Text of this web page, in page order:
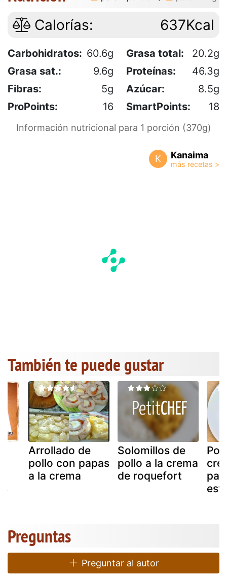
Calorías: 637Kcal
Carbohidratos: 60.6g Grasa total:
20.2g
Grasa sat.:
9.6g Proteínas:
46.3g
Fibras:
5g Azúcar:
8.5g
ProPoints:
16 SmartPoints: 18
Información nutricional para 1 porción (370g)
K Kanaima
También te puede gustar
Arrollado de
pollo con papas
a la crema
Solomillos de
pollo a la crema
de roquefort
Preguntas
Preguntar al autor